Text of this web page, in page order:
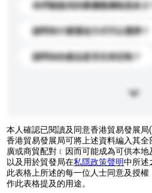
你們能提供的最優惠價格是多少
請問有什麼運送方式可以選擇？
請問你的產品是否支持定制？
本人確認已閱讀及同意香港貿易發展局
香港貿易發展局可將上述資料編入其
廣或商貿配對﹝因而可能成為可供本
以及用於貿發局在私隱政策聲明中所述
此表格上所述的每一位人士同意及授
作此表格提及的用途。